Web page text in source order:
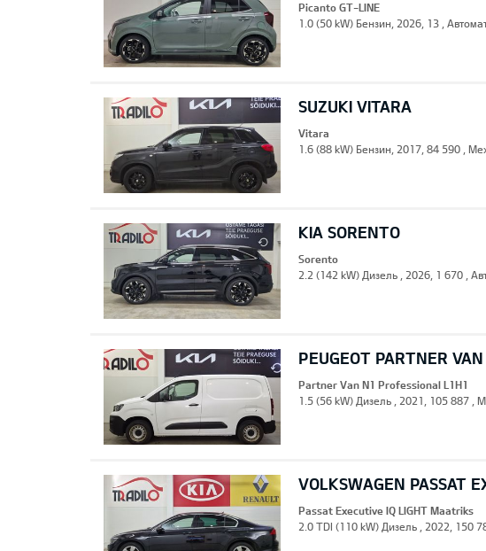
Picanto GT-LINE
1.0 (50 kW) Бензин, 2026, 13 ,
SUZUKI VITARA
Vitara
1.6 (88 kW) Бензин, 2017, 84 590 ,
KIA SORENTO
Sorento
2.2 (142 kW) Дизель , 2026, 1 670 ,
PEUGEOT PARTNER
Partner Van N1 Professional L1H1
1.5 (56 kW) Дизель , 2021, 105 887 ,
VOLKSWAGEN PASSAT
Passat Executive IQ LIGHT Maatriks
2.0 TDI (110 kW) Дизель , 2022, 150